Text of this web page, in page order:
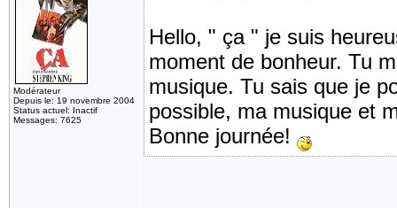
Modérateur
Depuis le: 19 novembre 2004
Status actuel: Inactif
Messages: 7625
Hello, " ça " je suis
moment de bonheur. Tu
musique. Tu sais que je
possible, ma musique et
Bonne journée!